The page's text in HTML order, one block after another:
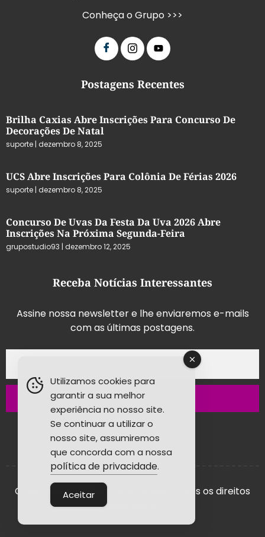
Conheça o Grupo >>>
Postagens Recentes
Brilha Caxias Abre Inscrições Para Concurso De
Decorações De Natal
suporte dezembro 8, 2025
UCS Abre Inscrições Para Colônia De Férias 2026
suporte dezembro 8, 2025
Concurso De Uvas Da Festa Da Uva 2026 Abre
Inscrições Na Próxima Segunda-Feira
grupostudio93 dezembro 12, 2025
Receba Notícias Interessantes
Assine nossa newsletter e lhe enviaremos e-mails
com as últimas postagens.
Inscrever-se
Copyright © 2026 - Grupo Studio! Todos os direitos
reservados.
Utilizamos cookies para
garantir a sua melhor
experiência no nosso site.
Se continuar a utilizar o
nosso site, assumiremos
que concorda com a nossa
política de privacidade.
Aceitar